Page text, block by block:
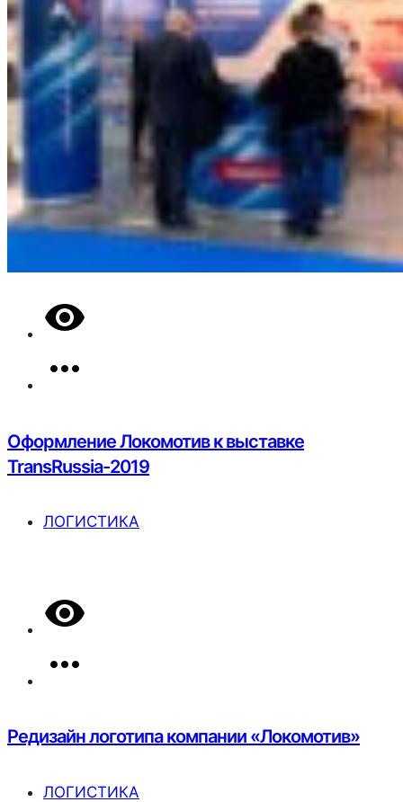
Оформление Локомотив к выставке
TransRussia-2019
ЛОГИСТИКА
Редизайн логотипа компании «Локомотив»
ЛОГИСТИКА